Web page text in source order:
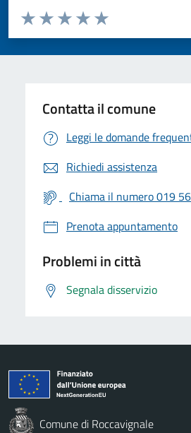
Valuta da 1 a 5 stelle la pagina
Valuta 5 stelle su 5
Valuta 4 stelle su 5
Valuta 3 stelle su 5
Valuta 2 stelle su 5
Valuta 1 stelle su 5
Contatta il comune
Leggi le domande
Richiedi assistenza
Chiama il numero 019
Prenota appuntamento
Problemi in città
Segnala disservizio
Comune di Roccavignale